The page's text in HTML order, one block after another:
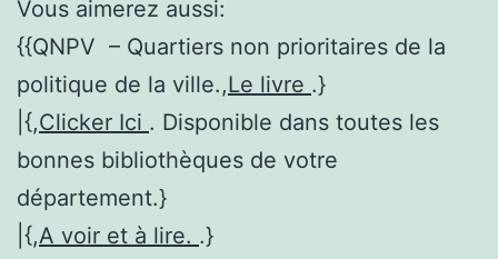
Vous aimerez aussi:
{{QNPV – Quartiers non prioritaires de la
politique de la ville.,Le livre .}
|{,Clicker Ici . Disponible dans toutes les
bonnes bibliothèques de votre
département.}
|{,A voir et à lire. .}